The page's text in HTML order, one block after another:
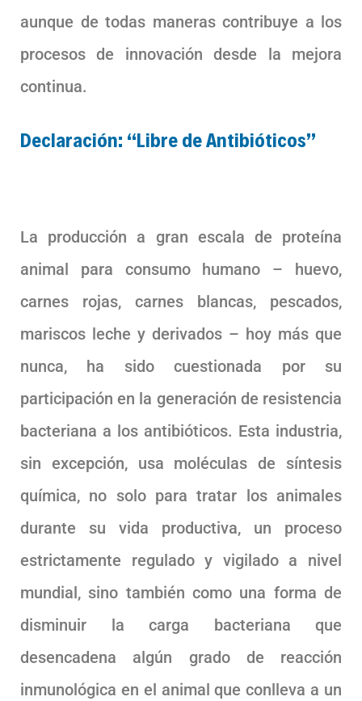
aunque de todas maneras contribuye a los
procesos de innovación desde la mejora
continua.
Declaración: “Libre de Antibióticos”
La producción a gran escala de proteína
animal para consumo humano – huevo,
carnes rojas, carnes blancas, pescados,
mariscos leche y derivados – hoy más que
nunca, ha sido cuestionada por su
participación en la generación de resistencia
bacteriana a los antibióticos. Esta industria,
sin excepción, usa moléculas de síntesis
química, no solo para tratar los animales
durante su vida productiva, un proceso
estrictamente regulado y vigilado a nivel
mundial, sino también como una forma de
disminuir la carga bacteriana que
desencadena algún grado de reacción
inmunológica en el animal que conlleva a un